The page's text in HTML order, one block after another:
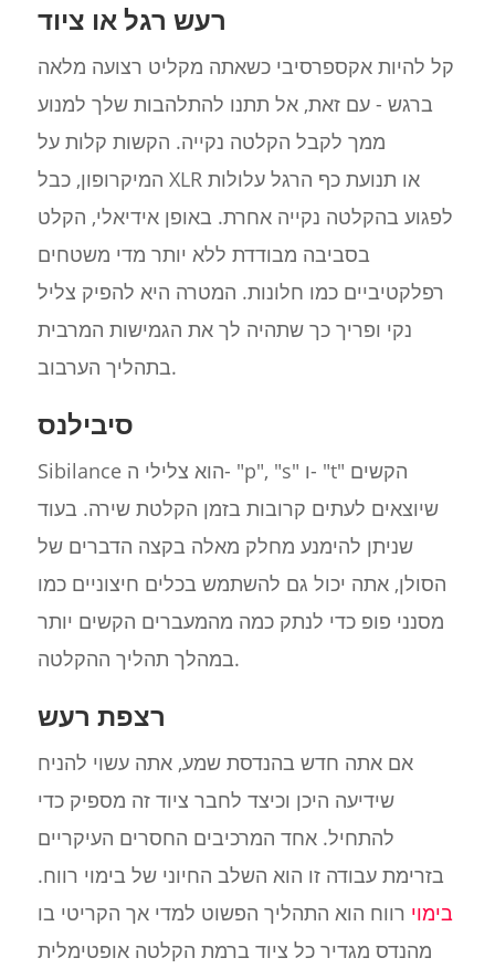
רעש רגל או ציוד
קל להיות אקספרסיבי כשאתה מקליט רצועה מלאה
ברגש - עם זאת, אל תתנו להתלהבות שלך למנוע
ממך לקבל הקלטה נקייה. הקשות קלות על
המיקרופון, כבל XLR או תנועת כף הרגל עלולות
לפגוע בהקלטה נקייה אחרת. באופן אידיאלי, הקלט
בסביבה מבודדת ללא יותר מדי משטחים
רפלקטיביים כמו חלונות. המטרה היא להפיק צליל
נקי ופריך כך שתהיה לך את הגמישות המרבית
בתהליך הערבוב.
סיבילנס
Sibilance הוא צלילי ה- "p", "s" ו- "t" הקשים
שיוצאים לעתים קרובות בזמן הקלטת שירה. בעוד
שניתן להימנע מחלק מאלה בקצה הדברים של
הסולן, אתה יכול גם להשתמש בכלים חיצוניים כמו
מסנני פופ כדי לנתק כמה מהמעברים הקשים יותר
במהלך תהליך ההקלטה.
רצפת רעש
אם אתה חדש בהנדסת שמע, אתה עשוי להניח
שידיעה היכן וכיצד לחבר ציוד זה מספיק כדי
להתחיל. אחד המרכיבים החסרים העיקריים
בזרימת עבודה זו הוא השלב החיוני של בימוי רווח.
בימוי רווח הוא התהליך הפשוט למדי אך הקריטי בו
מהנדס מגדיר כל ציוד ברמת הקלטה אופטימלית